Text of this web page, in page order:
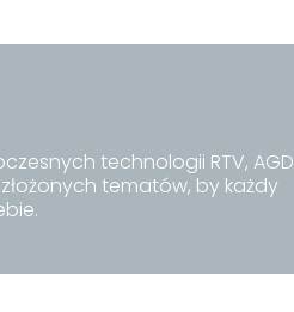
technologii RTV, AGD
tematów, by każdy